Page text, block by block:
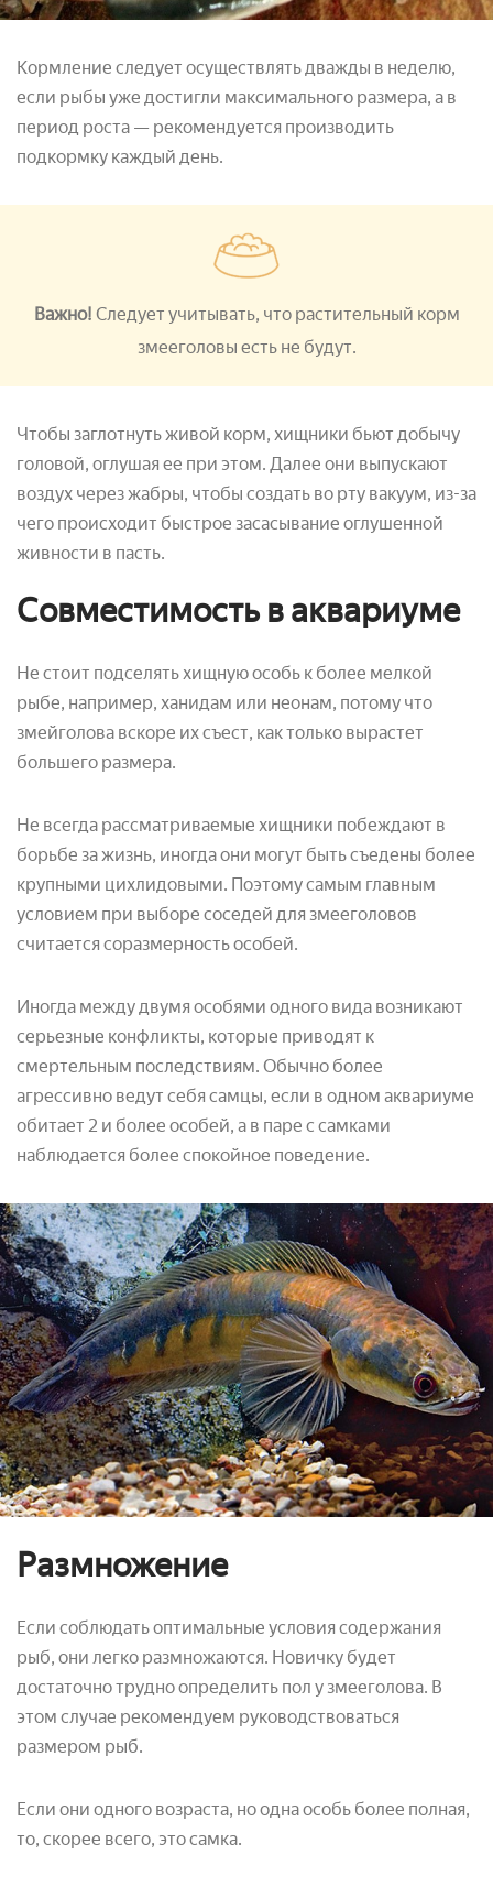
Кормление следует осуществлять дважды в неделю,
если рыбы уже достигли максимального размера, а в
период роста — рекомендуется производить
подкормку каждый день.
Важно! Следует учитывать, что растительный корм
змееголовы есть не будут.
Чтобы заглотнуть живой корм, хищники бьют добычу
головой, оглушая ее при этом. Далее они выпускают
воздух через жабры, чтобы создать во рту вакуум, из-за
чего происходит быстрое засасывание оглушенной
живности в пасть.
Совместимость в аквариуме
Не стоит подселять хищную особь к более мелкой
рыбе, например, ханидам или неонам, потому что
змейголова вскоре их съест, как только вырастет
большего размера.
Не всегда рассматриваемые хищники побеждают в
борьбе за жизнь, иногда они могут быть съедены более
крупными цихлидовыми. Поэтому самым главным
условием при выборе соседей для змееголовов
считается соразмерность особей.
Иногда между двумя особями одного вида возникают
серьезные конфликты, которые приводят к
смертельным последствиям. Обычно более
агрессивно ведут себя самцы, если в одном аквариуме
обитает 2 и более особей, а в паре с самками
наблюдается более спокойное поведение.
Размножение
Если соблюдать оптимальные условия содержания
рыб, они легко размножаются. Новичку будет
достаточно трудно определить пол у змееголова. В
этом случае рекомендуем руководствоваться
размером рыб.
Если они одного возраста, но одна особь более полная,
то, скорее всего, это самка.